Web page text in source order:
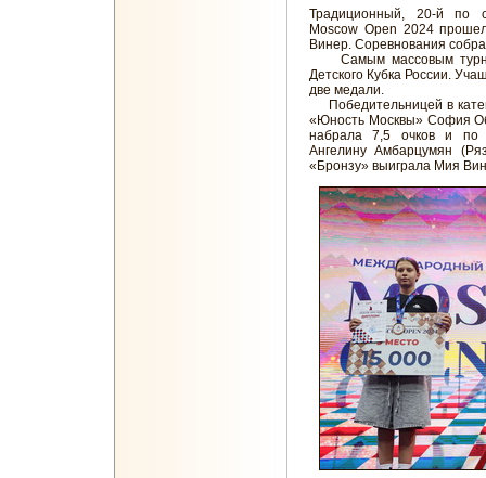
Традиционный, 20-й по
Moscow Open 2024
Винер. Соревнования
Самым массовым
Детского Кубка России.
две медали.
Победительницей в
«Юность Москвы» София
набрала 7,5 очков и по
Ангелину Амбарцумян
«Бронзу» выиграла Мия